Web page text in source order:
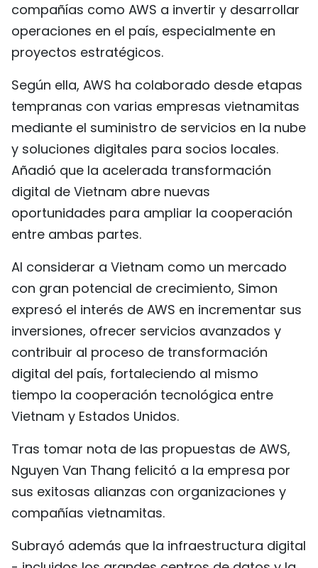
compañías como AWS a invertir y desarrollar
operaciones en el país, especialmente en
proyectos estratégicos.
Según ella, AWS ha colaborado desde etapas
tempranas con varias empresas vietnamitas
mediante el suministro de servicios en la nube
y soluciones digitales para socios locales.
Añadió que la acelerada transformación
digital de Vietnam abre nuevas
oportunidades para ampliar la cooperación
entre ambas partes.
Al considerar a Vietnam como un mercado
con gran potencial de crecimiento, Simon
expresó el interés de AWS en incrementar sus
inversiones, ofrecer servicios avanzados y
contribuir al proceso de transformación
digital del país, fortaleciendo al mismo
tiempo la cooperación tecnológica entre
Vietnam y Estados Unidos.
Tras tomar nota de las propuestas de AWS,
Nguyen Van Thang felicitó a la empresa por
sus exitosas alianzas con organizaciones y
compañías vietnamitas.
Subrayó además que la infraestructura digital